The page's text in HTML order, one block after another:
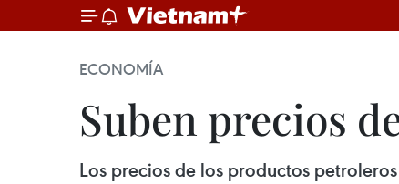
ECONOMÍA
Suben precios
Los precios de los productos